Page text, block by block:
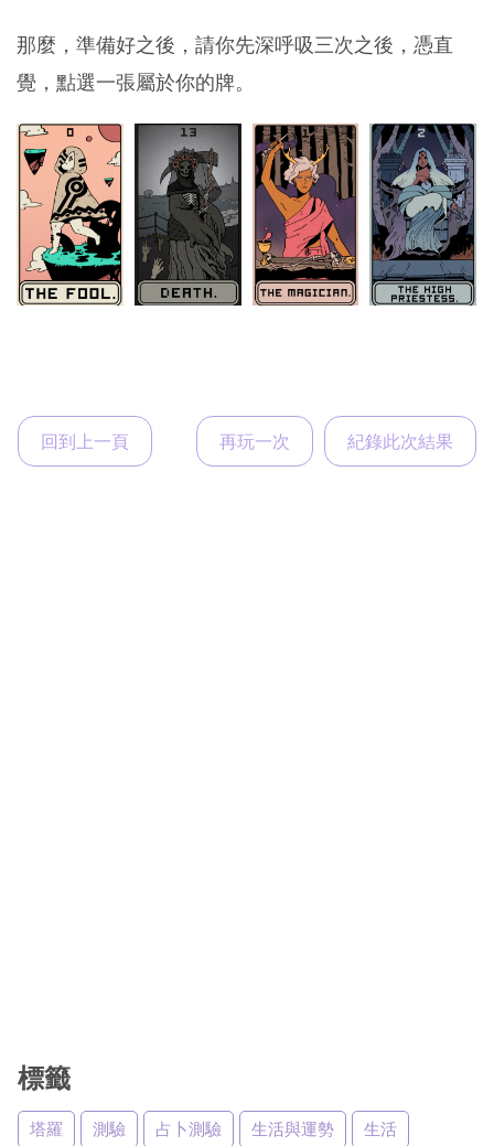
那麼，準備好之後，請你先深呼吸三次之後，憑直
覺，點選一張屬於你的牌。
回到上一頁 紀錄此次結果
再玩一次
標籤
塔羅 測驗 占卜測驗 生活與運勢
生活